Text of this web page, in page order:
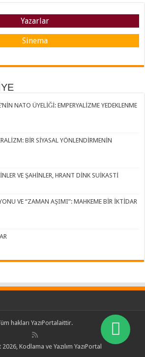
Yazarlar
Sinema
NATO ÜYELİĞİ: EMPERYALİZME YEDEKLENME
BİR SİYASAL YÖNLENDİRMENİN
VE ŞAHİNLER, HRANT DİNK SUİKASTİ
VE “ZAMAN AŞIMI”: MAHKEME BİR İKTİDAR
hakları YazıPortal aittir.
Kodlama ve Yazılım YazıPortal